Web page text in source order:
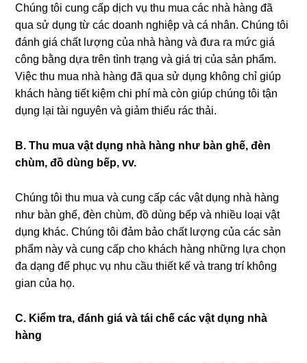
Chúng tôi cung cấp dịch vụ thu mua các nhà hàng đã
qua sử dụng từ các doanh nghiệp và cá nhân. Chúng tôi
đánh giá chất lượng của nhà hàng và đưa ra mức giá
công bằng dựa trên tình trạng và giá trị của sản phẩm.
Việc thu mua nhà hàng đã qua sử dụng không chỉ giúp
khách hàng tiết kiệm chi phí mà còn giúp chúng tôi tận
dụng lại tài nguyên và giảm thiểu rác thải.
B. Thu mua vật dụng nhà hàng như bàn ghế, đèn
chùm, đồ dùng bếp, vv.
Chúng tôi thu mua và cung cấp các vật dụng nhà hàng
như bàn ghế, đèn chùm, đồ dùng bếp và nhiều loại vật
dụng khác. Chúng tôi đảm bảo chất lượng của các sản
phẩm này và cung cấp cho khách hàng những lựa chọn
đa dạng để phục vụ nhu cầu thiết kế và trang trí không
gian của họ.
C. Kiểm tra, đánh giá và tái chế các vật dụng nhà
hàng